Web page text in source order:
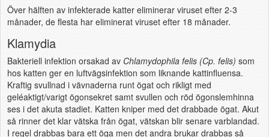
Över hälften av infekterade katter eliminerar viruset efter 2-3
månader, de flesta har eliminerat viruset efter 18 månader.
Klamydia
Bakteriell infektion orsakad av Chlamydophila felis (Cp. felis) som
hos katten ger en luftvägsinfektion som liknande kattinfluensa.
Kraftig svullnad i vävnaderna runt ögat och rikligt med
geléaktigt/varigt ögonsekret samt svullen och röd ögonslemhinna
ses i det akuta stadiet. Katten kniper med det drabbade ögat. Akut
så rinner det klar vätska från ögat, vätskan blir senare varblandad.
I regel drabbas bara ett öga men det andra brukar drabbas så